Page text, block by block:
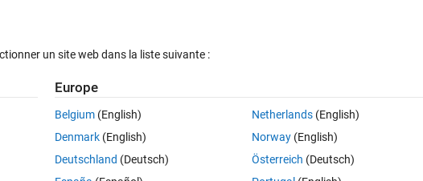
Ouvrir dans MATLAB Online
un site web dans la liste suivante :
Europe
Belgium (English)
Denmark (English)
Deutschland (Deutsch)
Netherlands(English)
Norway(English)
Österreich (Deutsch)